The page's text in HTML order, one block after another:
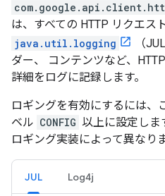
は、すべての HTTP リクエス
java.util.logging
（
ダー、 コンテンツなど、
詳細をログに記録します。
ロギングを有効にするには、
ベル CONFIG 以上に設定しま
ロギング実装によって異なりま
JUL Log4j